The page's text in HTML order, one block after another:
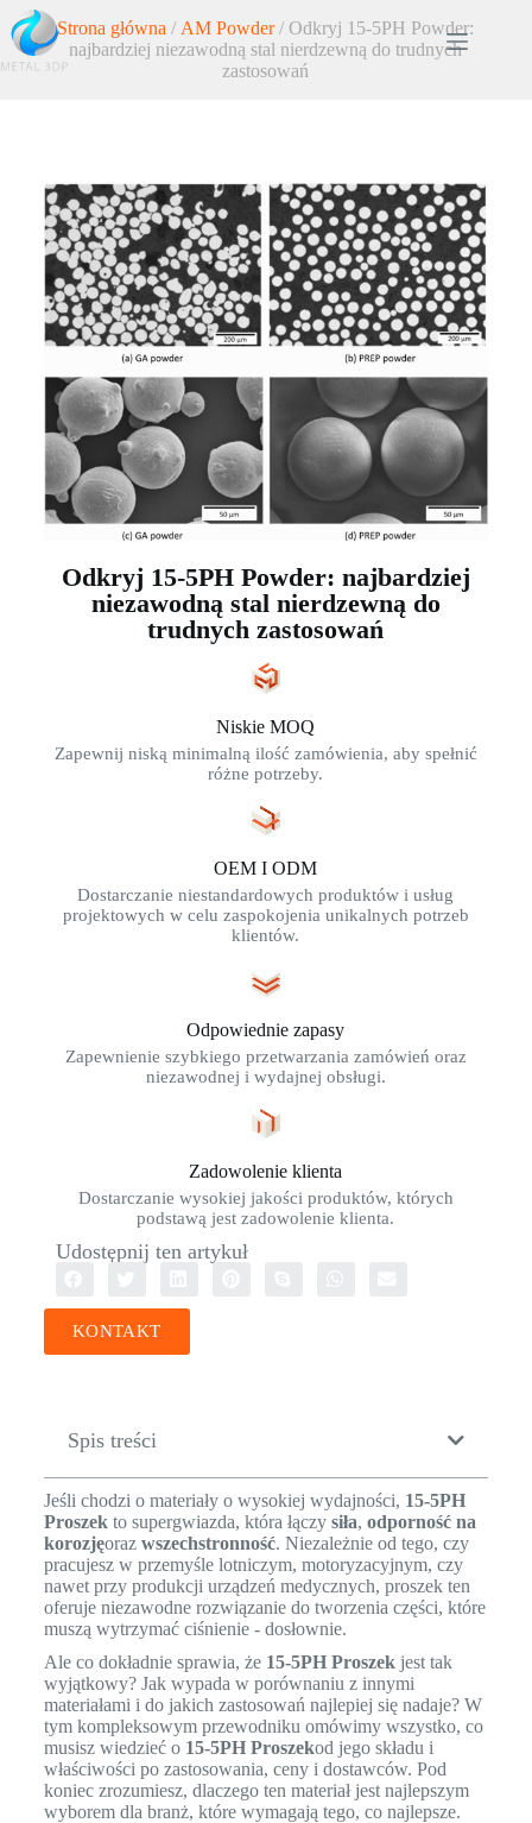
Strona główna / AM Powder/ Odkryj 15-5PH Powder:
najbardziej niezawodną stal nierdzewną do trudnych
zastosowań
Odkryj 15-5PH Powder: najbardziej
niezawodną stal nierdzewną do
trudnych zastosowań
Niskie MOQ
Zapewnij niską minimalną ilość zamówienia, aby spełnić
różne potrzeby.
OEM I ODM
Dostarczanie niestandardowych produktów i usług
projektowych w celu zaspokojenia unikalnych potrzeb
klientów.
Odpowiednie zapasy
Zapewnienie szybkiego przetwarzania zamówień oraz
niezawodnej i wydajnej obsługi.
Zadowolenie klienta
Dostarczanie wysokiej jakości produktów, których
podstawą jest zadowolenie klienta.
Udostępnij ten artykuł
KONTAKT
Spis treści
Jeśli chodzi o materiały o wysokiej wydajności, 15-5PH
Proszekto supergwiazda, która łączy siła, odporność na
korozjęoraz wszechstronność. Niezależnie od tego, czy
pracujesz w przemyśle lotniczym, motoryzacyjnym, czy
nawet przy produkcji urządzeń medycznych, proszek ten
oferuje niezawodne rozwiązanie do tworzenia części, które
muszą wytrzymać ciśnienie - dosłownie.
Ale co dokładnie sprawia, że 15-5PH Proszekjest tak
wyjątkowy? Jak wypada w porównaniu z innymi
materiałami i do jakich zastosowań najlepiej się nadaje? W
tym kompleksowym przewodniku omówimy wszystko, co
musisz wiedzieć o 15-5PH Proszekod jego składu i
właściwości po zastosowania, ceny i dostawców. Pod
koniec zrozumiesz, dlaczego ten materiał jest najlepszym
wyborem dla branż, które wymagają tego, co najlepsze.